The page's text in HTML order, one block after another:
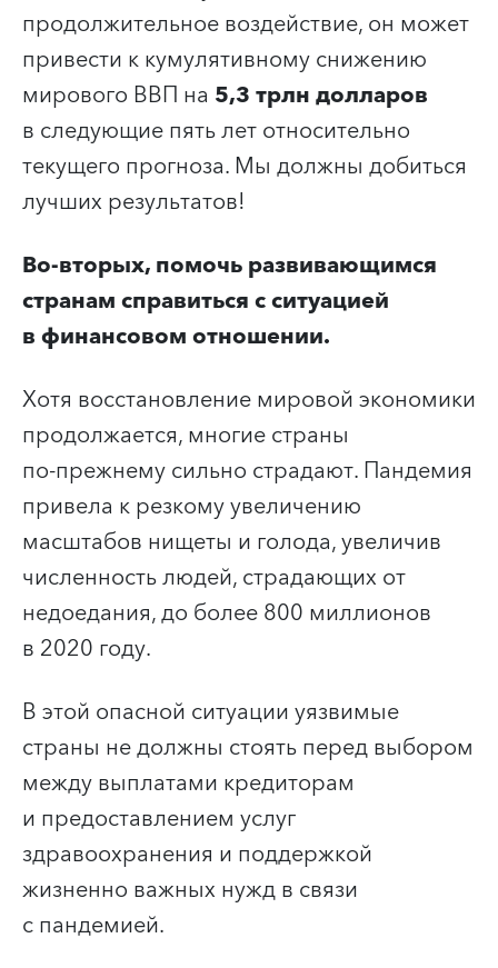
продолжительное воздействие, он может
привести к кумулятивному снижению
мирового ВВП на 5,3 трлн долларов
в следующие пять лет относительно
текущего прогноза. Мы должны добиться
лучших результатов!
Во-вторых, помочь развивающимся
странам справиться с ситуацией
в финансовом отношении.
Хотя восстановление мировой экономики
продолжается, многие страны
по‑прежнему сильно страдают. Пандемия
привела к резкому увеличению
масштабов нищеты и голода, увеличив
численность людей, страдающих от
недоедания, до более 800 миллионов
в 2020 году.
В этой опасной ситуации уязвимые
страны не должны стоять перед выбором
между выплатами кредиторам
и предоставлением услуг
здравоохранения и поддержкой
жизненно важных нужд в связи
с пандемией.